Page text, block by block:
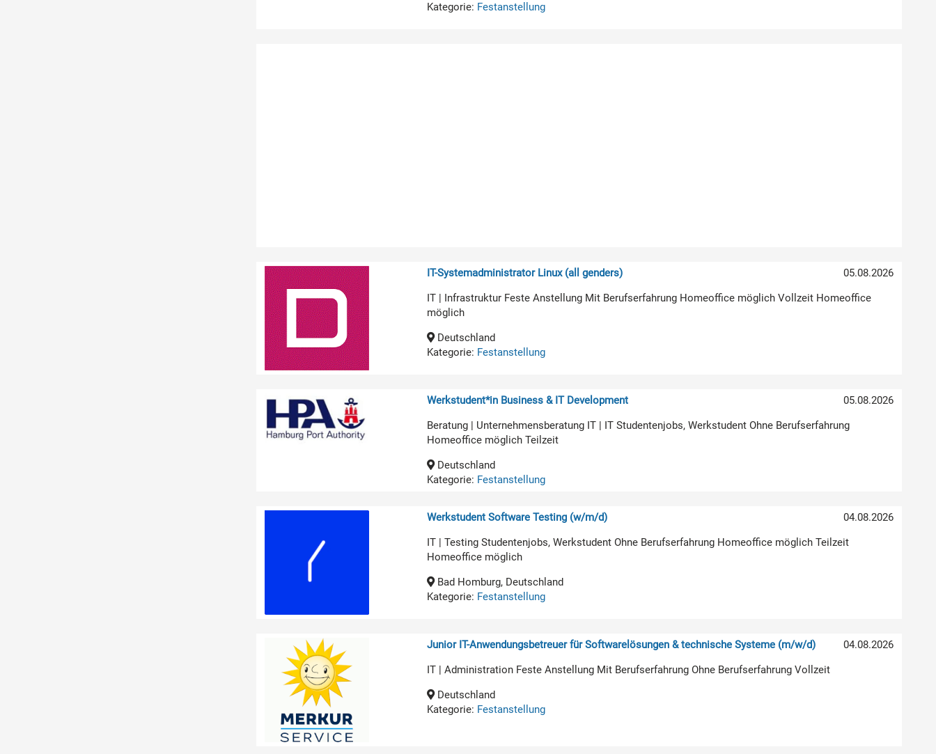
Kategorie: Festanstellung
05.08.2026
IT-Systemadministrator Linux (all genders)
IT | Infrastruktur Feste Anstellung Mit Berufserfahrung Homeoffice möglich Vollzeit Homeoffice
möglich
Deutschland
Kategorie: Festanstellung
05.08.2026
Werkstudent*in Business & IT Development
Beratung | Unternehmensberatung IT | IT Studentenjobs, Werkstudent Ohne Berufserfahrung
Homeoffice möglich Teilzeit
Deutschland
Kategorie: Festanstellung
04.08.2026
Werkstudent Software Testing (w/m/d)
IT | Testing Studentenjobs, Werkstudent Ohne Berufserfahrung Homeoffice möglich Teilzeit
Homeoffice möglich
Bad Homburg, Deutschland
Kategorie: Festanstellung
04.08.2026
Junior IT-Anwendungsbetreuer für Softwarelösungen & technische Systeme (m/w/d)
IT | Administration Feste Anstellung Mit Berufserfahrung Ohne Berufserfahrung Vollzeit
Deutschland
Kategorie: Festanstellung